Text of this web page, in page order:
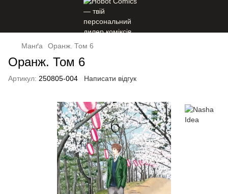
Манґа Оранж. Том 6
Оранж. Том 6
Артикул: 250805-004 Написати відгук